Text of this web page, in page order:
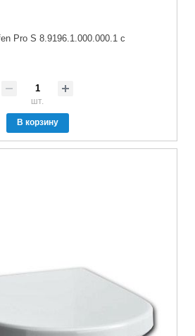
Pro S 8.9196.1.000.000.1 с
шт.
В корзину